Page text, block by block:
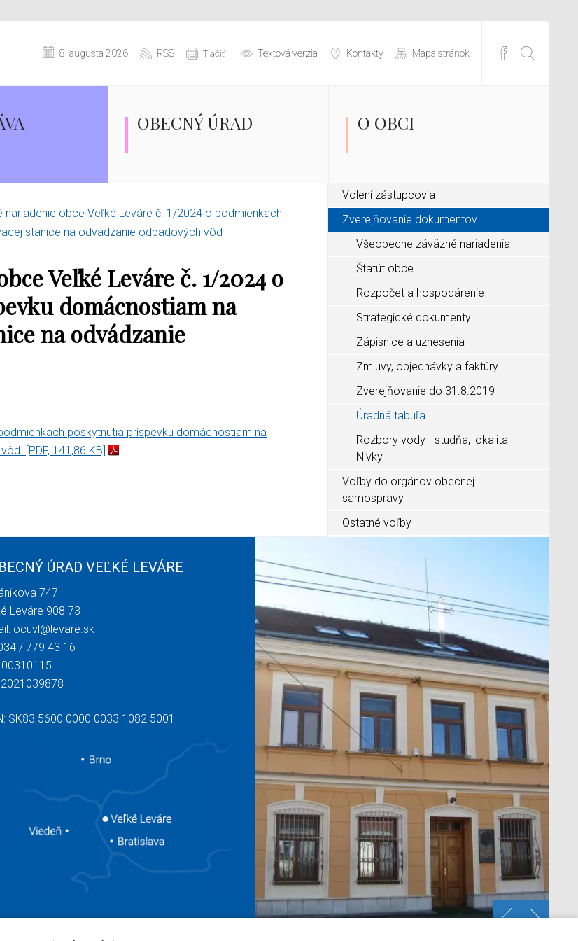
8. augusta 2026 RSS Tlačiť Textová verzia Kontakty Mapa stránok
OBECNÝ ÚRAD O OBCI
nariadenie obce Veľké Leváre č. 1/2024 o podmienkach
stanice na odvádzanie odpadových vôd
Veľké Leváre č. 1/2024 o
domácnostiam na
na odvádzanie
poskytnutia príspevku domácnostiam na
[PDF, 141,86 KB]
Volení zástupcovia
Zverejňovanie dokumentov
Všeobecne záväzné nariadenia
Štatút obce
Rozpočet a hospodárenie
Strategické dokumenty
Zápisnice a uznesenia
Zmluvy, objednávky a faktúry
Zverejňovanie do 31.8.2019
Úradná tabuľa
Rozbory vody - studňa, lokalita
Nivky
Voľby do orgánov obecnej
samosprávy
Ostatné voľby
ÚRAD VEĽKÉ LEVÁRE
747
Leváre 908 73
ocuvl@levare.sk
/ 779 43 16
00310115
2021039878
SK83 5600 0000 0033 1082 5001